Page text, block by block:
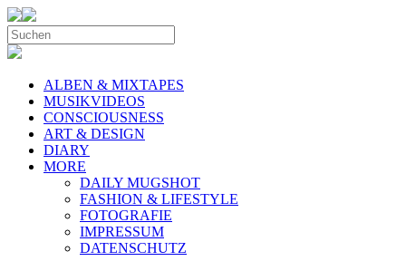
ALBEN & MIXTAPES
MUSIKVIDEOS
CONSCIOUSNESS
ART & DESIGN
DIARY
MORE
DAILY MUGSHOT
FASHION & LIFESTYLE
FOTOGRAFIE
IMPRESSUM
DATENSCHUTZ